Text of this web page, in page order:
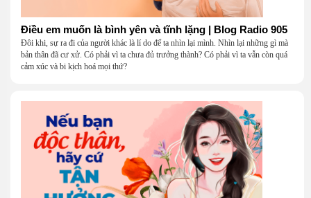
Điều em muốn là bình yên và tĩnh lặng | Blog Radio 905
Đôi khi, sự ra đi của người khác là lí do để ta nhìn lại mình. Nhìn lại những gì mà
bản thân đã cư xử. Có phải vì ta chưa đủ trưởng thành? Có phải vì ta vẫn còn quá
cảm xúc và bi kịch hoá mọi thứ?